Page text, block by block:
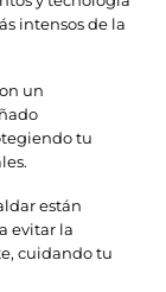
intensos de la
un
tu
están
evitar la
cuidando tu